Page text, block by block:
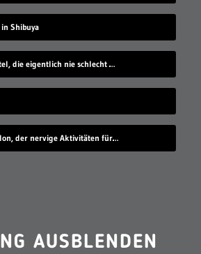
in Shibuya
15 Lebensmittel, die eigentlich nie schlecht werden
Ein Roboter-Klon, der nervige Aktivitäten für dich übernimmt
AUSBLENDEN